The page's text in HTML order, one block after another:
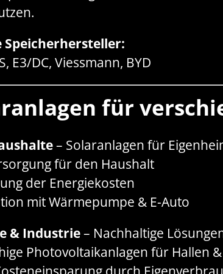
Speicherhersteller:
E3/DC, Viessmann, BYD
für
– Solaranlagen für
für den Haushalt
der Energiekosten
mit Wärmepumpe & E-Auto
& Industrie– Nachhaltige
Photovoltaikanlagen für Hallen